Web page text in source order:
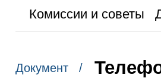
Комиссии и советы
Документ /